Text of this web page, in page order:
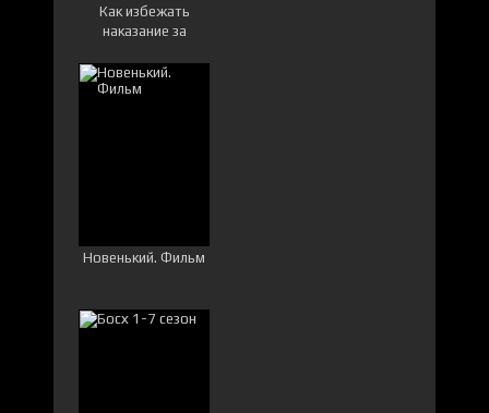
Как избежать
наказание за
Новенький. Фильм